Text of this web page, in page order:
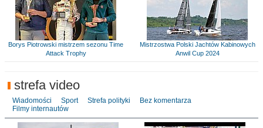
Borys Piotrowski mistrzem sezonu Time
Attack Trophy
Mistrzostwa Polski Jachtów Kabinowych
Anwil Cup 2024
strefa video
Wiadomości Sport Strefa polityki
Bez komentarza
Filmy internautów